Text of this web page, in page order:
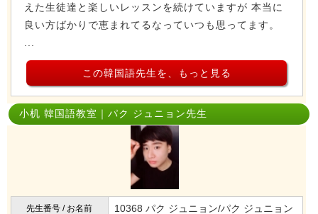
えた生徒達と楽しいレッスンを続けていますが 本当に
良い方ばかりで恵まれてるなっていつも思ってます。
この韓国語先生を、もっと見る
小机 韓国語教室｜パク ジュニョン先生
先生番号 / お名前 10368 パク ジュニョン/パク ジュニョン